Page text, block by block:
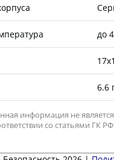
до
6.6
информация не
со статьями ГК